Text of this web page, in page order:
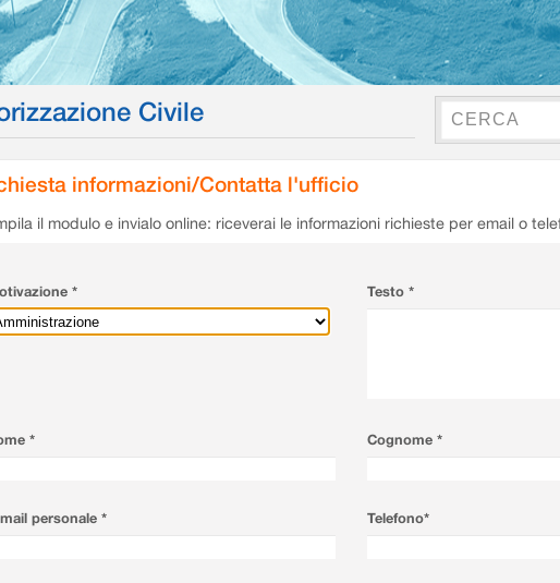
Civile
informazioni/Contatta l'ufficio
il modulo e invialo online: riceverai le informazioni richieste per email o
* Testo *
* Cognome *
personale * Telefono*